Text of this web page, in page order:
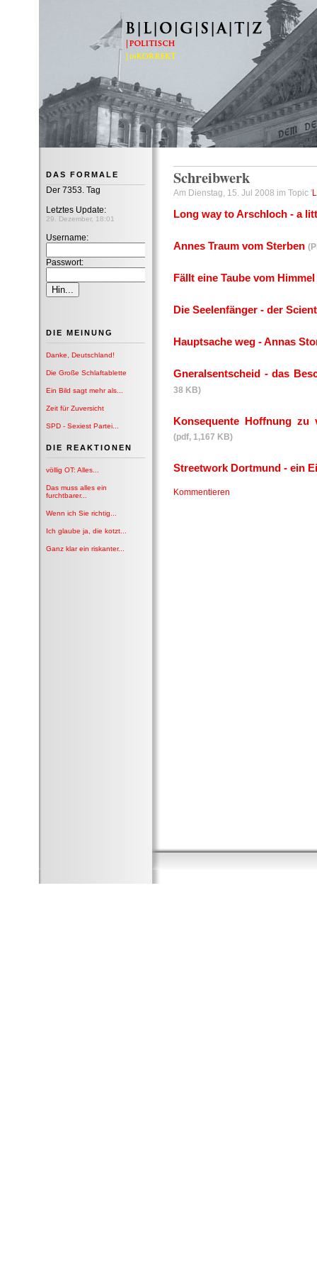
DAS FORMALE
Der 7353. Tag
Letztes Update:
29. Dezember, 18:01
Username:
Passwort:
DIE MEINUNG
Danke, Deutschland!
Die Große Schlaftablette
Ein Bild sagt mehr als...
Zeit für Zuversicht
SPD - Sexiest Partei...
DIE REAKTIONEN
völlig OT: Alles...
Das muss alles ein
furchtbarer...
Wenn ich Sie richtig...
Ich glaube ja, die kotzt...
Ganz klar ein riskanter...
Schreibwerk
Am Dienstag, 15. Jul 2008 im Topic '
Long way to Arschloch - a
Annes Traum vom Sterben
Fällt eine Taube vom
Die Seelenfänger - der
Hauptsache weg - Annas
Gneralsentscheid - das
38 KB)
Konsequente Hoffnung zu
(pdf, 1,167 KB)
Streetwork Dortmund - ein
Kommentieren